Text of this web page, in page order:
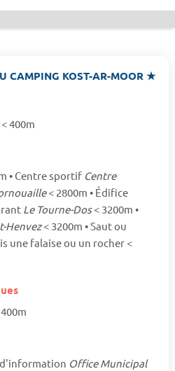
CAMPING KOST-AR-MOOR ★
< 400m
• Centre sportif Centre
< 2800m • Édifice
Le Tourne-Dos< 3200m •
Henvez< 3200m • Saut ou
une falaise ou un rocher <
Office Municipal